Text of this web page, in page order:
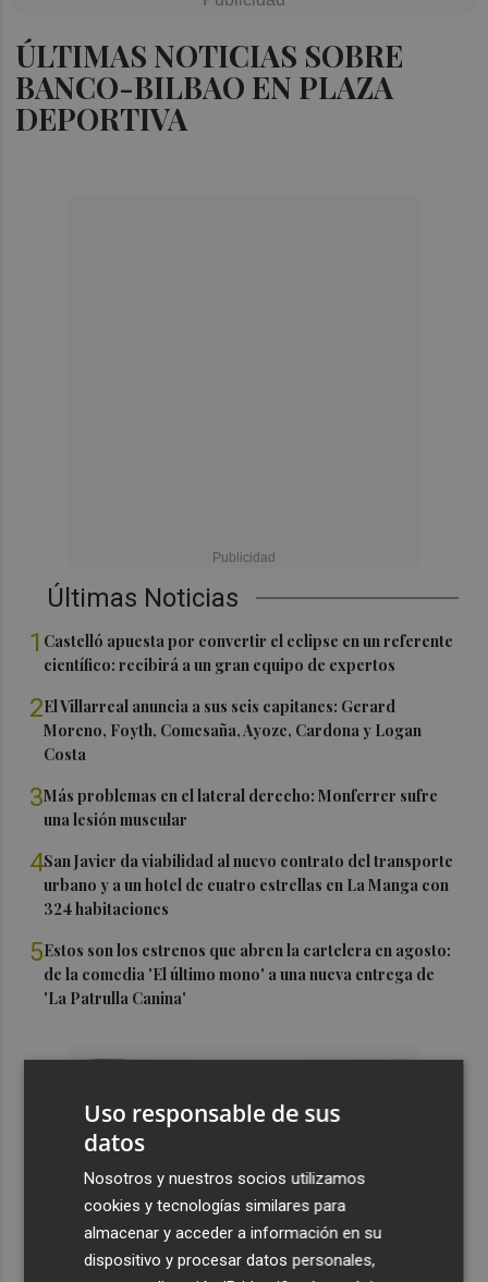
ÚLTIMAS NOTICIAS SOBRE
BANCO-BILBAO EN PLAZA
DEPORTIVA
Últimas Noticias
1 Castelló apuesta por convertir el eclipse en un referente
científico: recibirá a un gran equipo de expertos
2El Villarreal anuncia a sus seis capitanes: Gerard
Moreno, Foyth, Comesaña, Ayoze, Cardona y Logan
Costa
3Más problemas en el lateral derecho: Monferrer sufre
una lesión muscular
4San Javier da viabilidad al nuevo contrato del transporte
urbano y a un hotel de cuatro estrellas en La Manga con
324 habitaciones
5Estos son los estrenos que abren la cartelera en agosto:
de la comedia 'El último mono' a una nueva entrega de
'La Patrulla Canina'
Uso responsable de sus
datos
Nosotros y nuestros socios utilizamos
cookies y tecnologías similares para
almacenar y acceder a información en su
dispositivo y procesar datos personales,